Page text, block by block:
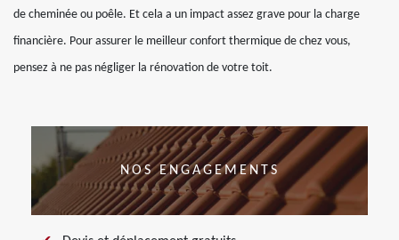
de cheminée ou poêle. Et cela a un impact assez grave pour la charge
financière. Pour assurer le meilleur confort thermique de chez vous,
pensez à ne pas négliger la rénovation de votre toit.
NOS ENGAGEMENTS